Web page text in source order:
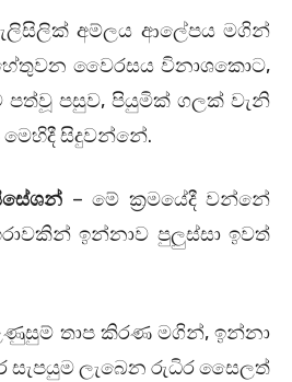
අම්ලය ආලේපය මගින්
වෛරසය විනාශකොට,
පත්වූ පසුව, පියුමික් ගලක් වැනි
මෙහිදී සිදුවන්නේ.
– මේ ක්‍රමයේදී වන්නේ
ඉන්නාව පුලුස්සා ඉවත්
තාප කිරණ මගින්, ඉන්නා
සැපයුම ලැබෙන රුධිර සෛලත්